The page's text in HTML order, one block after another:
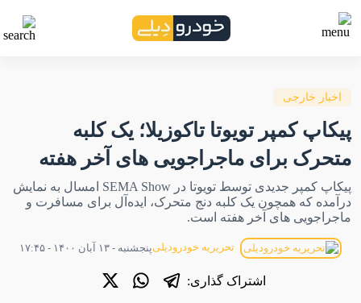
اخبار خارجی
پیکاپ کمپر تویوتا تاکوزیلا؛ یک کلبه
متحرک برای ماجراجویی های آخر هفته
پیکاپ کمپر جدیدی توسط تویوتا در SEMA Show امسال به نمایش
درآمده که همچون یک کلبه دنج متحرک، ایده‌آل برای مسافرت و
ماجراجویی های آخر هفته است.
تحریریه خودرودیلیپنجشنبه - ۱۳ آبان ۱۴۰۰ - ۱۷:۴۵
اشتراک گذاری: